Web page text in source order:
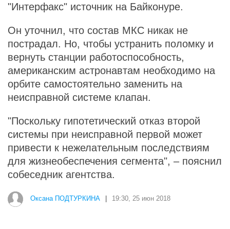
"Интерфакс" источник на Байконуре.
Он уточнил, что состав МКС никак не
пострадал. Но, чтобы устранить поломку и
вернуть станции работоспособность,
американским астронавтам необходимо на
орбите самостоятельно заменить на
неисправной системе клапан.
"Поскольку гипотетический отказ второй
системы при неисправной первой может
привести к нежелательным последствиям
для жизнеобеспечения сегмента", – пояснил
собеседник агентства.
Оксана ПОДТУРКИНА 19:30, 25 июн 2018